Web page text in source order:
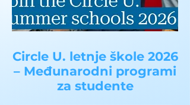
Circle U. letnje škole 2026
– Međunarodni programi
za studente